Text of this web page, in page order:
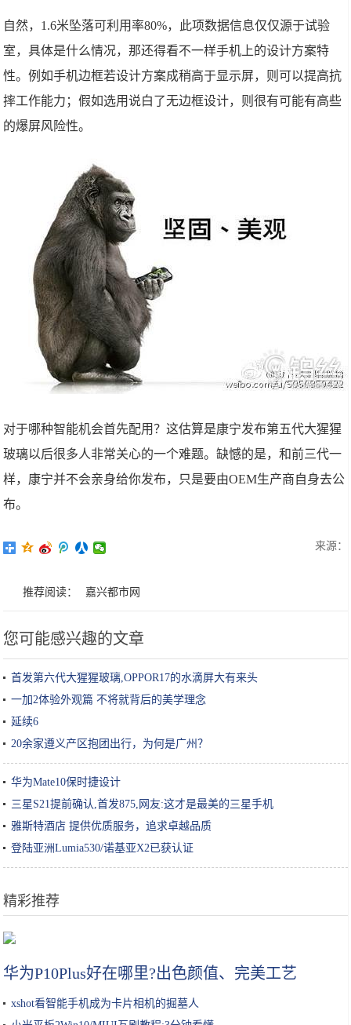
自然，1.6米坠落可利用率80%，此项数据信息仅仅源于试验
室，具体是什么情况，那还得看不一样手机上的设计方案特
性。例如手机边框若设计方案成稍高于显示屏，则可以提高抗
摔工作能力；假如选用说白了无边框设计，则很有可能有高些
的爆屏风险性。
对于哪种智能机会首先配用？这估算是康宁发布第五代大猩猩
玻璃以后很多人非常关心的一个难题。缺憾的是，和前三代一
样，康宁并不会亲身给你发布，只是要由OEM生产商自身去公
布。
来源：
推荐阅读： 嘉兴都市网
您可能感兴趣的文章
首发第六代大猩猩玻璃,OPPOR17的水滴屏大有来头
一加2体验外观篇 不将就背后的美学理念
延续6
20余家遵义产区抱团出行，为何是广州？
华为Mate10保时捷设计
三星S21提前确认,首发875,网友:这才是最美的三星手机
雅斯特酒店 提供优质服务，追求卓越品质
登陆亚洲Lumia530/诺基亚X2已获认证
精彩推荐
女性护肤的常识干货，你做正确了几条呢？收藏丨教你做个精致女孩
华为P10Plus好在哪里?出色颜值、完美工艺
xshot看智能手机成为卡片相机的掘墓人